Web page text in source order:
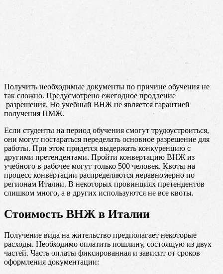
Получить необходимые документы по причине обучения не
так сложно. Предусмотрено ежегодное продление
разрешения. Но учебный ВНЖ не является гарантией
получения ПМЖ.
Если студенты на период обучения смогут трудоустроиться,
они могут постараться переделать основное разрешение для
работы. При этом придется выдержать конкуренцию с
другими претендентами. Пройти конвертацию ВНЖ из
учебного в рабочее могут только 500 человек. Квоты на
процесс конвертации распределяются неравномерно по
регионам Италии. В некоторых провинциях претендентов
слишком много, а в других используются не все квоты.
Стоимость ВНЖ в Италии
Получение вида на жительство предполагает некоторые
расходы. Необходимо оплатить пошлину, состоящую из двух
частей. Часть оплаты фиксированная и зависит от сроков
оформления документации: